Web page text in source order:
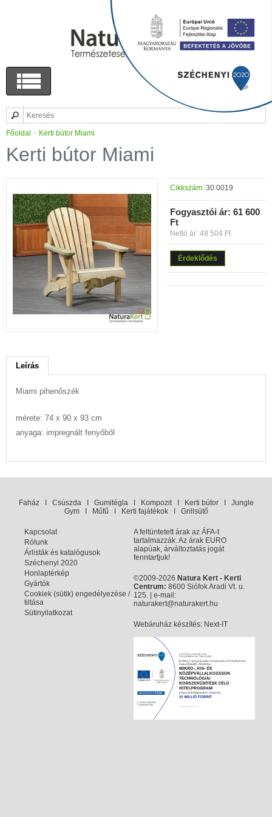
Főoldal > Kerti bútor Miami
Kerti bútor Miami
Cikkszám: 30.0019
Fogyasztói ár: 61 600
Ft
Nettó ár: 48 504 Ft
Érdeklődés
Leírás
Miami pihenőszék
mérete: 74 x 90 x 93 cm
anyaga: impregnált fenyőből
FaházI CsúszdaI GumitéglaI KompozitI Kerti bútorI Jungle
GymI Műfű Kerti fajátékokI Grillsütő
Kapcsolat
Rólunk
Árlisták és katalógusok
Széchenyi 2020
Honlaptérkép
Gyártók
Cookiek (sütik) engedélyezése /
tiltása
Sütinyilatkozat
A feltüntetett árak az ÁFA-t
tartalmazzák. Az árak EURO
alapúak, árváltoztatás jogát
fenntartjuk!
©2009-2026 Natura Kert - Kerti
Centrum: 8600 Siófok Aradi Vt. u.
125. | e-mail:
naturakert@naturakert.hu
Webáruház készítés: Next-IT